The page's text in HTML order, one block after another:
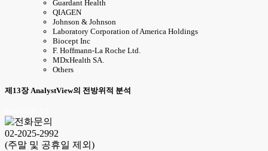
Guardant Health
QIAGEN
Johnson & Johnson
Laboratory Corporation of America Holdings
Biocept Inc
F. Hoffmann-La Roche Ltd.
MDxHealth SA.
Others
제13장 AnalystView의 전방위적 분석
02-2025-2992
(주말 및 공휴일 제외)